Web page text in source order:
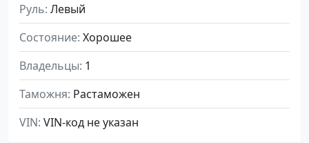
Руль Левый
Состояние Хорошее
Владельцы 1
Таможня Растаможен
VIN VIN-код не указан